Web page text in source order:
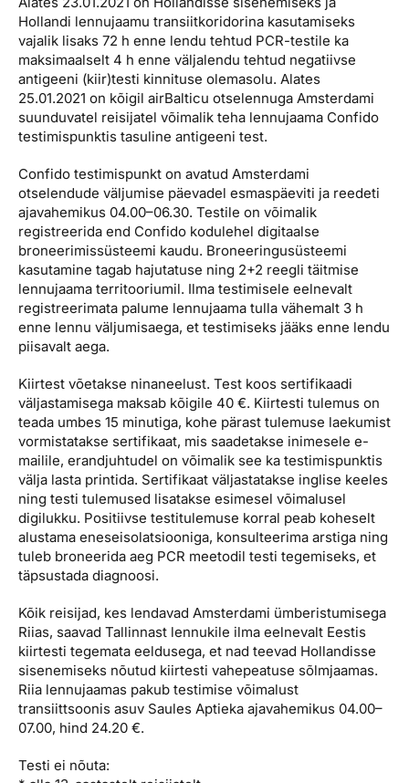
Reisitarvete e-pood
Airalo eSIM
Reisija meelespea
Kuldkaart
Platinum Club
Püsisoodustused
Boonuspunktid
Meist
Ettevõttest, kontaktid, reisikonsultandi teenus, tule
tööle, uudised...
Ettevõttest
Kontaktid
Reisikonsultandi teenus
Tule tööle
Uudised
Hollandi lennujaamu transiitkoridorina kasutamiseks
vajalik lisaks 72 h enne lendu tehtud PCR-testile ka
maksimaalselt 4 h enne väljalendu tehtud negatiivse
antigeeni (kiir)testi kinnituse olemasolu. Alates
25.01.2021 on kõigil airBalticu otselennuga Amsterdami
suunduvatel reisijatel võimalik teha lennujaama Confido
testimispunktis tasuline antigeeni test.
Confido testimispunkt on avatud Amsterdami
otselendude väljumise päevadel esmaspäeviti ja reedeti
ajavahemikus 04.00–06.30. Testile on võimalik
registreerida end Confido kodulehel digitaalse
broneerimissüsteemi kaudu. Broneeringusüsteemi
kasutamine tagab hajutatuse ning 2+2 reegli täitmise
lennujaama territooriumil. Ilma testimisele eelnevalt
registreerimata palume lennujaama tulla vähemalt 3 h
enne lennu väljumisaega, et testimiseks jääks enne lendu
piisavalt aega.
Kiirtest võetakse ninaneelust. Test koos sertifikaadi
väljastamisega maksab kõigile 40 €. Kiirtesti tulemus on
teada umbes 15 minutiga, kohe pärast tulemuse laekumist
vormistatakse sertifikaat, mis saadetakse inimesele e-
mailile, erandjuhtudel on võimalik see ka testimispunktis
välja lasta printida. Sertifikaat väljastatakse inglise keeles
ning testi tulemused lisatakse esimesel võimalusel
digilukku. Positiivse testitulemuse korral peab koheselt
alustama eneseisolatsiooniga, konsulteerima arstiga ning
tuleb broneerida aeg PCR meetodil testi tegemiseks, et
täpsustada diagnoosi.
Kõik reisijad, kes lendavad Amsterdami ümberistumisega
Riias, saavad Tallinnast lennukile ilma eelnevalt Eestis
kiirtesti tegemata eeldusega, et nad teevad Hollandisse
sisenemiseks nõutud kiirtesti vahepeatuse sõlmjaamas.
Riia lennujaamas pakub testimise võimalust
transiittsoonis asuv Saules Aptieka ajavahemikus 04.00–
07.00, hind 24.20 €.
Testi ei nõuta: